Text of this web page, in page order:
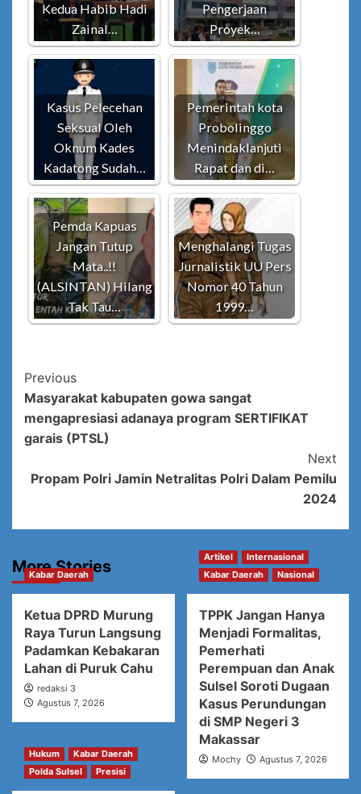
Kedua Habib Hadi
Zainal…
Pengerjaan
Proyek…
Kasus Pelecehan
Seksual Oleh
Oknum Kades
Kadatong Sudah…
Pemerintah kota
Probolinggo
Menindaklanjuti
Rapat dan di…
Pemda Kapuas
Jangan Tutup
Mata..!!
(ALSINTAN) Hilang
Tak Tau…
Menghalangi Tugas
Jurnalistik UU Pers
Nomor 40 Tahun
1999…
Post
Navigation
Previous
Masyarakat kabupaten gowa sangat
mengapresiasi adanaya program SERTIFIKAT
garais (PTSL)
Next
Propam Polri Jamin Netralitas Polri Dalam Pemilu
2024
More Stories
Kabar Daerah
Ketua DPRD Murung
Raya Turun Langsung
Padamkan Kebakaran
Lahan di Puruk Cahu
redaksi 3
Agustus 7, 2026
Artikel
Internasional
Kabar Daerah
Nasional
TPPK Jangan Hanya
Menjadi Formalitas,
Pemerhati
Perempuan dan Anak
Sulsel Soroti Dugaan
Kasus Perundungan
di SMP Negeri 3
Makassar
Mochy Agustus 7, 2026
Hukum
Kabar Daerah
Polda Sulsel
Presisi